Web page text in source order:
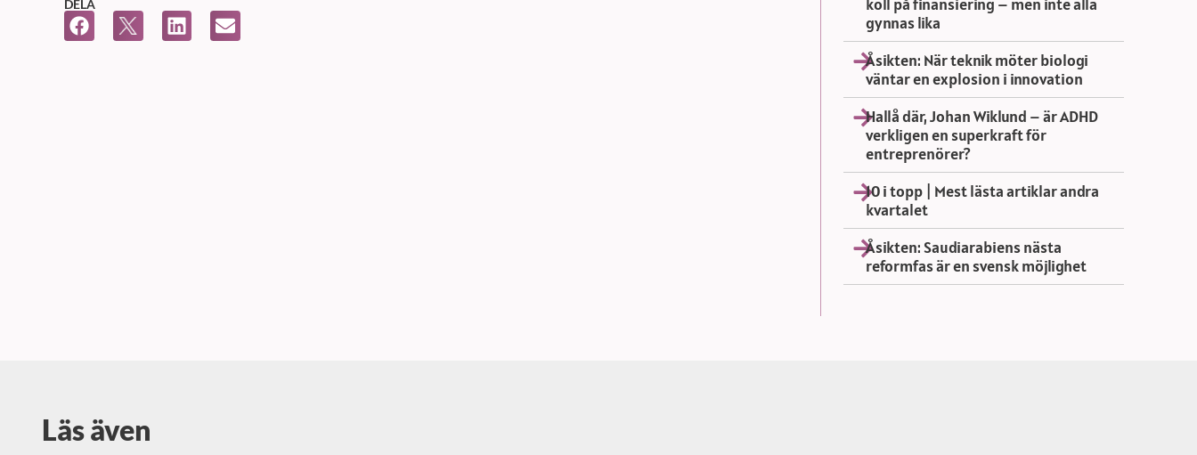
DELA
koll på finansiering – men inte alla
gynnas lika
Åsikten: När teknik möter biologi
väntar en explosion i innovation
Hallå där, Johan Wiklund – är ADHD
verkligen en superkraft för
entreprenörer?
10 i topp | Mest lästa artiklar andra
kvartalet
Åsikten: Saudiarabiens nästa
reformfas är en svensk möjlighet
Läs även